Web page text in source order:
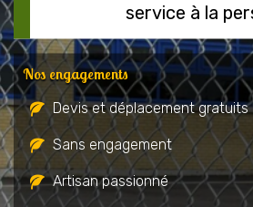
service à la
Nos engagements
Devis et déplacement gratuits
Sans engagement
Artisan passionné